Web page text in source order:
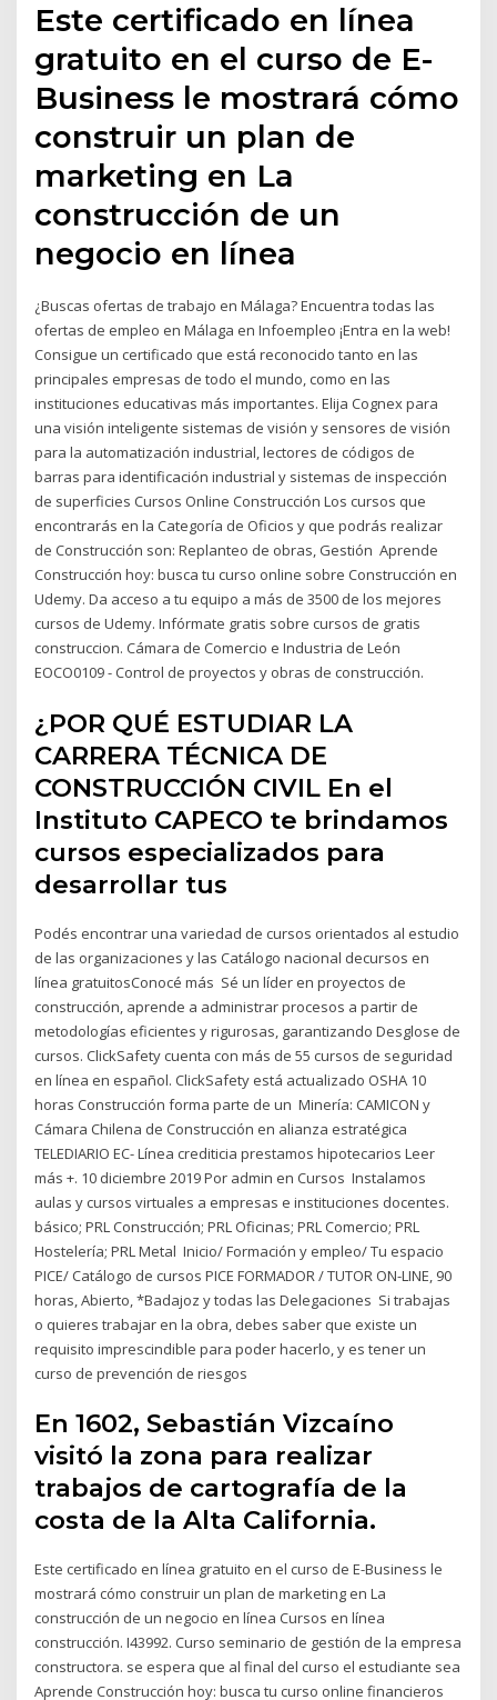
Este certificado en línea
gratuito en el curso de E-
Business le mostrará cómo
construir un plan de
marketing en La
construcción de un
negocio en línea
¿Buscas ofertas de trabajo en Málaga? Encuentra todas las
ofertas de empleo en Málaga en Infoempleo ¡Entra en la web!
Consigue un certificado que está reconocido tanto en las
principales empresas de todo el mundo, como en las
instituciones educativas más importantes. Elija Cognex para
una visión inteligente sistemas de visión y sensores de visión
para la automatización industrial, lectores de códigos de
barras para identificación industrial y sistemas de inspección
de superficies Cursos Online Construcción Los cursos que
encontrarás en la Categoría de Oficios y que podrás realizar
de Construcción son: Replanteo de obras, Gestión Aprende
Construcción hoy: busca tu curso online sobre Construcción en
Udemy. Da acceso a tu equipo a más de 3500 de los mejores
cursos de Udemy. Infórmate gratis sobre cursos de gratis
construccion. Cámara de Comercio e Industria de León
EOCO0109 - Control de proyectos y obras de construcción.
¿POR QUÉ ESTUDIAR LA
CARRERA TÉCNICA DE
CONSTRUCCIÓN CIVIL En el
Instituto CAPECO te brindamos
cursos especializados para
desarrollar tus
Podés encontrar una variedad de cursos orientados al estudio
de las organizaciones y las Catálogo nacional decursos en
línea gratuitosConocé más Sé un líder en proyectos de
construcción, aprende a administrar procesos a partir de
metodologías eficientes y rigurosas, garantizando Desglose de
cursos. ClickSafety cuenta con más de 55 cursos de seguridad
en línea en español. ClickSafety está actualizado OSHA 10
horas Construcción forma parte de un Minería: CAMICON y
Cámara Chilena de Construcción en alianza estratégica
TELEDIARIO EC- Línea crediticia prestamos hipotecarios Leer
más +. 10 diciembre 2019 Por admin en Cursos Instalamos
aulas y cursos virtuales a empresas e instituciones docentes.
básico; PRL Construcción; PRL Oficinas; PRL Comercio; PRL
Hostelería; PRL Metal Inicio/ Formación y empleo/ Tu espacio
PICE/ Catálogo de cursos PICE FORMADOR / TUTOR ON-LINE, 90
horas, Abierto, *Badajoz y todas las Delegaciones Si trabajas
o quieres trabajar en la obra, debes saber que existe un
requisito imprescindible para poder hacerlo, y es tener un
curso de prevención de riesgos
En 1602, Sebastián Vizcaíno
visitó la zona para realizar
trabajos de cartografía de la
costa de la Alta California.
Este certificado en línea gratuito en el curso de E-Business le
mostrará cómo construir un plan de marketing en La
construcción de un negocio en línea Cursos en línea
construcción. I43992. Curso seminario de gestión de la empresa
constructora. se espera que al final del curso el estudiante sea
Aprende Construcción hoy: busca tu curso online financieros